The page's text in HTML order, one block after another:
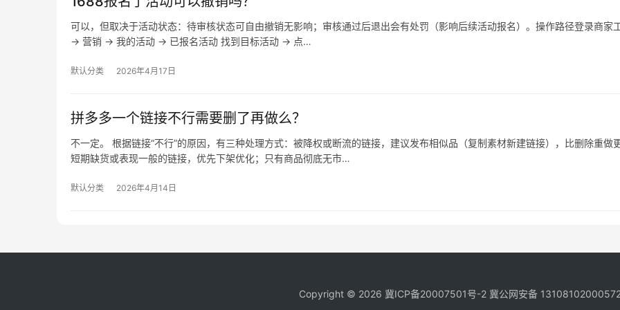
可以，但取决于活动状态：待审核状态可自由撤销无影响；审核通过后退出会有处罚（影响后续活动报名）。操作路径登录商家
→ 营销 → 我的活动 → 已报名活动 找到目标活动 → 点…
默认分类 2026年4月17日
拼多多一个链接不行需要删了再做么？
不一定。 根据链接“不行”的原因，有三种处理方式：被降权或断流的链接，建议发布相似品（复制素材新建链接），比删除重做更
短期缺货或表现一般的链接，优先下架优化；只有商品彻底无市…
默认分类 2026年4月14日
Copyright © 2026 冀ICP备20007501号-2 冀公网安备